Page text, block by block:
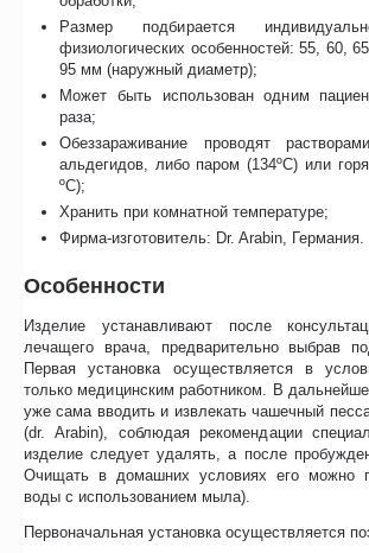
Размер подбирается
физиологических особенностей: 55, 60,
95 мм (наружный диаметр);
Может быть использован одним
раза;
Обеззараживание проводят
альдегидов, либо паром (134ºC) или
ºC);
Хранить при комнатной температуре;
Фирма-изготовитель: Dr. Arabin, Германия.
Особенности
Изделие устанавливают после
лечащего врача, предварительно выбрав
Первая установка осуществляется в
только медицинским работником. В
уже сама вводить и извлекать чашечный
(dr. Arabin), соблюдая рекомендации
изделие следует удалять, а после
Очищать в домашних условиях его можно
воды с использованием мыла).
Первоначальная установка осуществляется